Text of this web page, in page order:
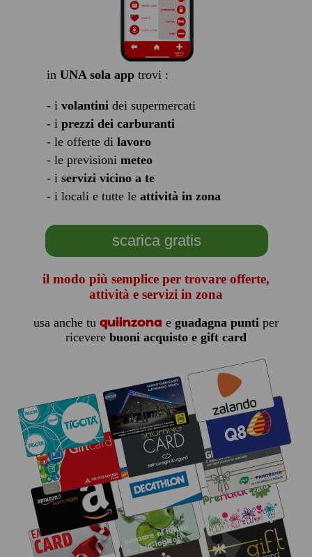
in UNA sola apptrovi :
- i volantinidei supermercati
- i prezzi dei carburanti
- le offerte di lavoro
- le previsioni meteo
- i servizi vicino a te
- i locali e tutte le attività in zona
scarica gratis
il modo più semplice per trovare offerte,
attività e servizi in zona
usa anche tu quiinzona e guadagna puntiper
ricevere buoni acquisto e gift card